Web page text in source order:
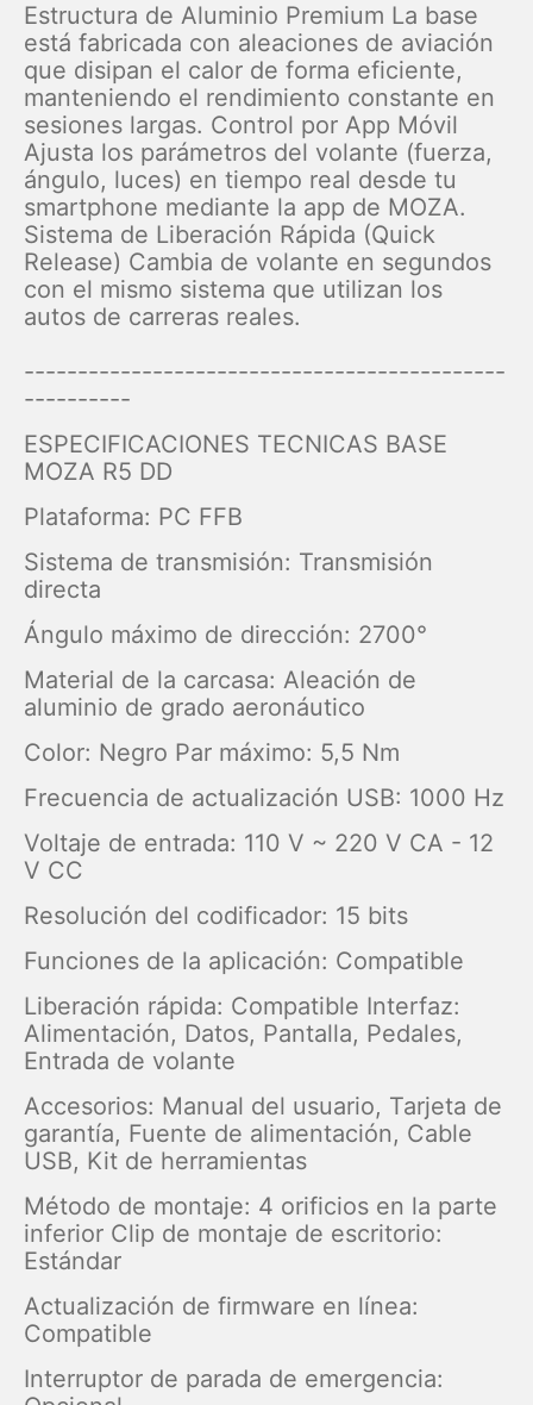
Estructura de Aluminio Premium La base
está fabricada con aleaciones de aviación
que disipan el calor de forma eficiente,
manteniendo el rendimiento constante en
sesiones largas. Control por App Móvil
Ajusta los parámetros del volante (fuerza,
ángulo, luces) en tiempo real desde tu
smartphone mediante la app de MOZA.
Sistema de Liberación Rápida (Quick
Release) Cambia de volante en segundos
con el mismo sistema que utilizan los
autos de carreras reales.
---------------------------------------------
----------
ESPECIFICACIONES TECNICAS BASE
MOZA R5 DD
Plataforma: PC FFB
Sistema de transmisión: Transmisión
directa
Ángulo máximo de dirección: 2700°
Material de la carcasa: Aleación de
aluminio de grado aeronáutico
Color: Negro Par máximo: 5,5 Nm
Frecuencia de actualización USB: 1000 Hz
Voltaje de entrada: 110 V ~ 220 V CA - 12
V CC
Resolución del codificador: 15 bits
Funciones de la aplicación: Compatible
Liberación rápida: Compatible Interfaz:
Alimentación, Datos, Pantalla, Pedales,
Entrada de volante
Accesorios: Manual del usuario, Tarjeta de
garantía, Fuente de alimentación, Cable
USB, Kit de herramientas
Método de montaje: 4 orificios en la parte
inferior Clip de montaje de escritorio:
Estándar
Actualización de firmware en línea:
Compatible
Interruptor de parada de emergencia: